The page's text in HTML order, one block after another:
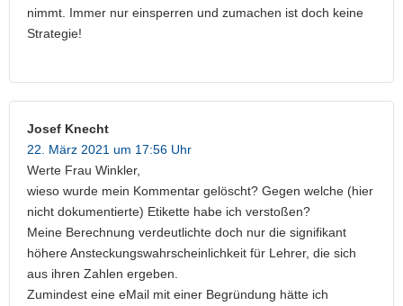
nimmt. Immer nur einsperren und zumachen ist doch keine
Strategie!
Josef Knecht
22. März 2021 um 17:56 Uhr
Werte Frau Winkler,
wieso wurde mein Kommentar gelöscht? Gegen welche (hier
nicht dokumentierte) Etikette habe ich verstoßen?
Meine Berechnung verdeutlichte doch nur die signifikant
höhere Ansteckungswahrscheinlichkeit für Lehrer, die sich
aus ihren Zahlen ergeben.
Zumindest eine eMail mit einer Begründung hätte ich